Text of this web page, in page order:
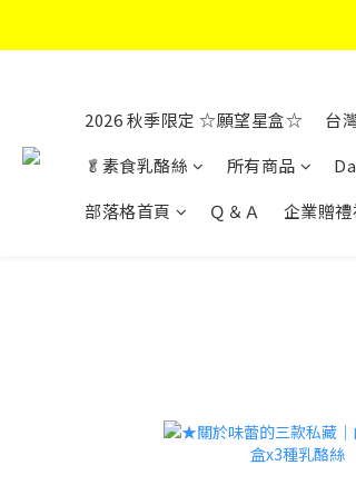
2026 秋季限定 ☆願望星盒☆ 台
🥬素食乳酪絲
所有商品
部落格首頁
Ｑ＆Ａ 企業贈